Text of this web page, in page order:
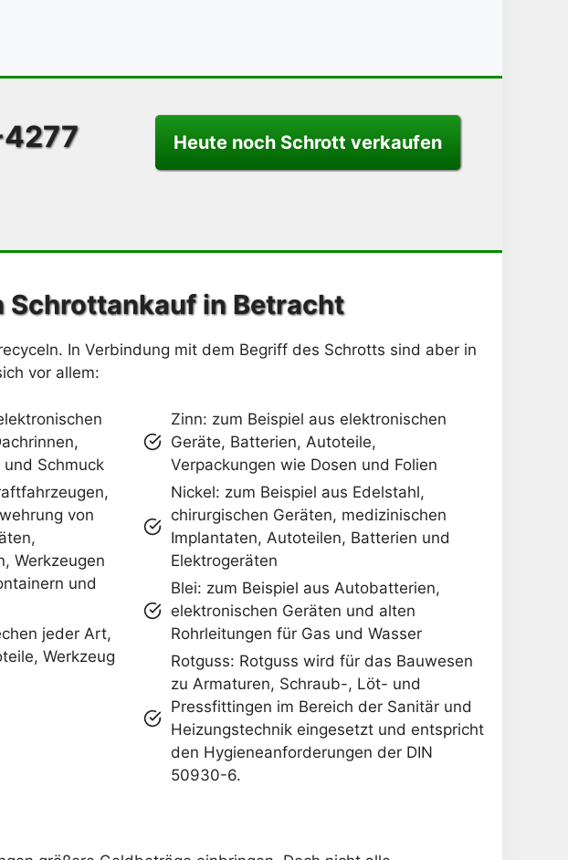
Heute noch Schrott verkaufen
Schrottankauf in Betracht
In Verbindung mit dem Begriff des Schrotts sind aber in
vor allem:
Schmuck
von
Werkzeugen
und
jeder Art,
Werkzeug
Zinn: zum Beispiel aus elektronischen
Geräte, Batterien, Autoteile,
Verpackungen wie Dosen und Folien
Nickel: zum Beispiel aus Edelstahl,
chirurgischen Geräten, medizinischen
Implantaten, Autoteilen, Batterien und
Elektrogeräten
Blei: zum Beispiel aus Autobatterien,
elektronischen Geräten und alten
Rohrleitungen für Gas und Wasser
Rotguss: Rotguss wird für das Bauwesen
zu Armaturen, Schraub-, Löt- und
Pressfittingen im Bereich der Sanitär und
Heizungstechnik eingesetzt und entspricht
den Hygieneanforderungen der DIN
50930-6.